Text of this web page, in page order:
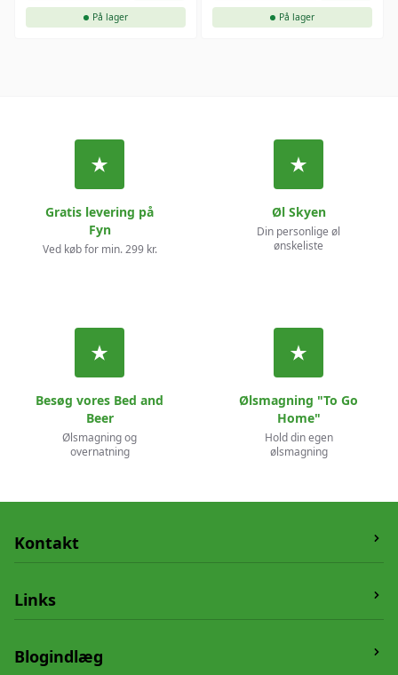
På lager På lager
Gratis levering på
Fyn
Ved køb for min. 299 kr.
Øl Skyen
Din personlige øl
ønskeliste
Besøg vores Bed and
Beer
Ølsmagning og
overnatning
Ølsmagning "To Go
Home"
Hold din egen
ølsmagning
Kontakt
Vesterskovvej 19,
Telefon:20662804
Links
Blogindlæg